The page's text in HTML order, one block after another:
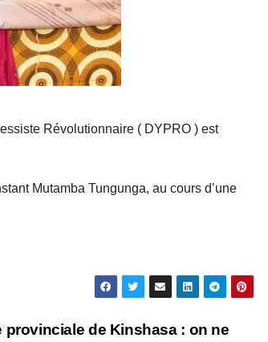
Révolutionnaire ( DYPRO ) est
Mutamba Tungunga, au cours d’une
provinciale de Kinshasa : on ne